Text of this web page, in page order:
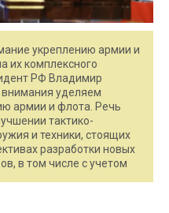
укреплению армии и
их комплексного
РФ Владимир
внимания уделяем
армии и флота. Речь
тактико-
и техники, стоящих
разработки новых
в том числе с учетом